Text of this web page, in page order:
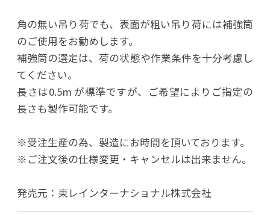
角の無い吊り荷でも、表面が粗い吊り荷には補強筒
のご使用をお勧めします。
補強筒の選定は、荷の状態や作業条件を十分考慮し
てください。
長さは0.5m が標準ですが、ご希望によりご指定の
長さも製作可能です。
※受注生産の為、製造にお時間を頂いております。
※ご注文後の仕様変更・キャンセルは出来ません。
発売元：東レインターナショナル株式会社